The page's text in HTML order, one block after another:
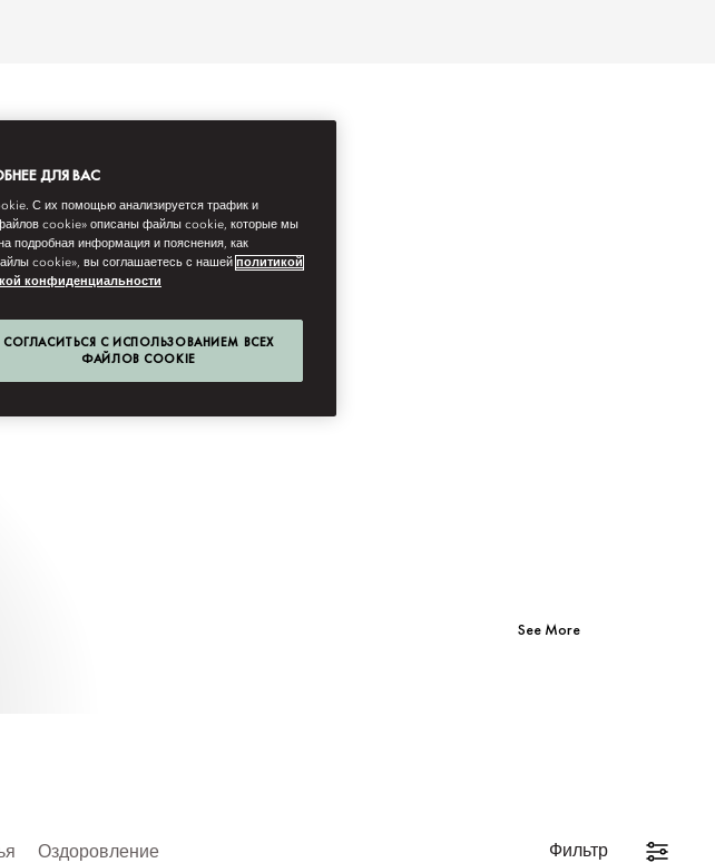
See More
Оздоровление Фильтр
ДЛЯ ВАС
С их помощью анализируется трафик и
cookie» описаны файлы cookie, которые мы
подробная информация и пояснения, как
cookie», вы соглашаетесь с нашей политикой
конфиденциальности
СОГЛАСИТЬСЯ С ИСПОЛЬЗОВАНИЕМ ВСЕХ
ФАЙЛОВ COOKIE